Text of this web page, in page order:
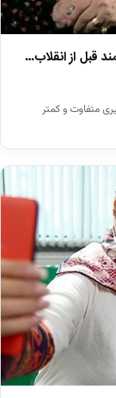
قبل از انقلاب…
متفاوت و کمتر